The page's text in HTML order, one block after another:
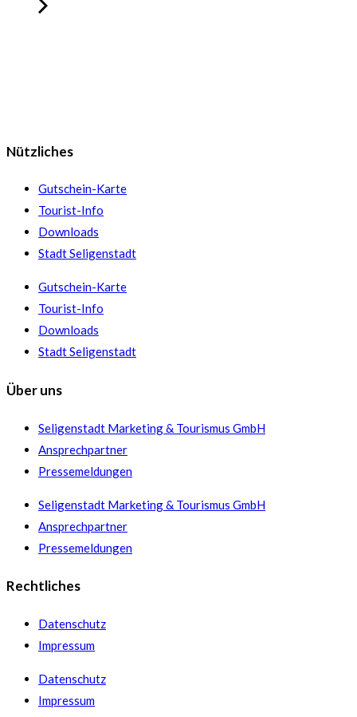
Nützliches
Gutschein-Karte
Tourist-Info
Downloads
Stadt Seligenstadt
Gutschein-Karte
Tourist-Info
Downloads
Stadt Seligenstadt
Über uns
Seligenstadt Marketing & Tourismus GmbH
Ansprechpartner
Pressemeldungen
Seligenstadt Marketing & Tourismus GmbH
Ansprechpartner
Pressemeldungen
Rechtliches
Datenschutz
Impressum
Datenschutz
Impressum